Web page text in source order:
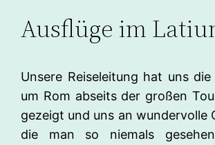
Ausflüge im
Unsere Reiseleitung hat uns
um Rom abseits der großen
gezeigt und uns an wundervolle
die man so niemals